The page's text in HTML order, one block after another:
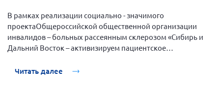
В рамках реализации социально - значимого
проектаОбщероссийской общественной организации
инвалидов – больных рассеянным склерозом «Сибирь и
Дальний Восток – активизируем пациентское
грантов, 15 декабря 2020 года прошла очередная веб-
Читать далее